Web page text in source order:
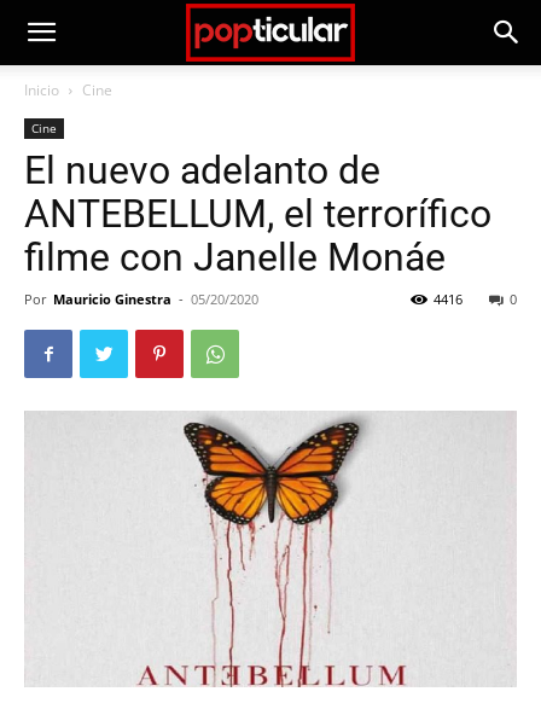
Inicio Cine
Cine
El nuevo adelanto de
ANTEBELLUM, el terrorífico
filme con Janelle Monáe
Por Mauricio Ginestra - 05/20/2020 0
4416